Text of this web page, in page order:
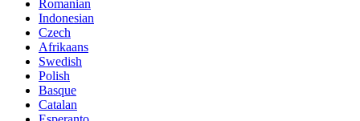
Romanian
Indonesian
Czech
Afrikaans
Swedish
Polish
Basque
Catalan